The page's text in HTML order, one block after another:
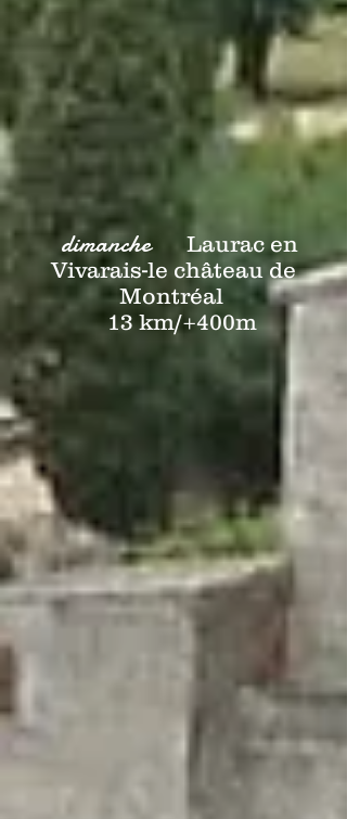
dimanche
Laurac en
Vivarais-le château de
Montréal
13 km/+400m